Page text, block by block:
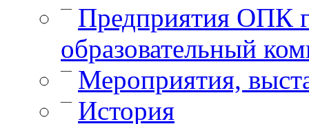
— Предприятия ОПК
образовательный
— Мероприятия,
— История